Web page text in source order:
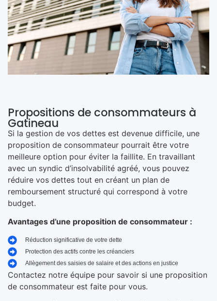
Propositions de consommateurs à
Gatineau
Si la gestion de vos dettes est devenue difficile, une
proposition de consommateur pourrait être votre
meilleure option pour éviter la faillite. En travaillant
avec un syndic d’insolvabilité agréé, vous pouvez
réduire vos dettes tout en créant un plan de
remboursement structuré qui correspond à votre
budget.
Avantages d’une proposition de consommateur :
Réduction significative de votre dette
Protection des actifs contre les créanciers
Allègement des saisies de salaire et des actions en justice
Contactez notre équipe pour savoir si une proposition
de consommateur est faite pour vous.